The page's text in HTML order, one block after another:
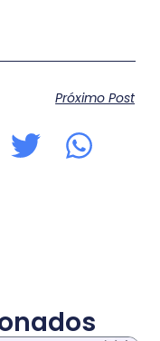
Próximo Post